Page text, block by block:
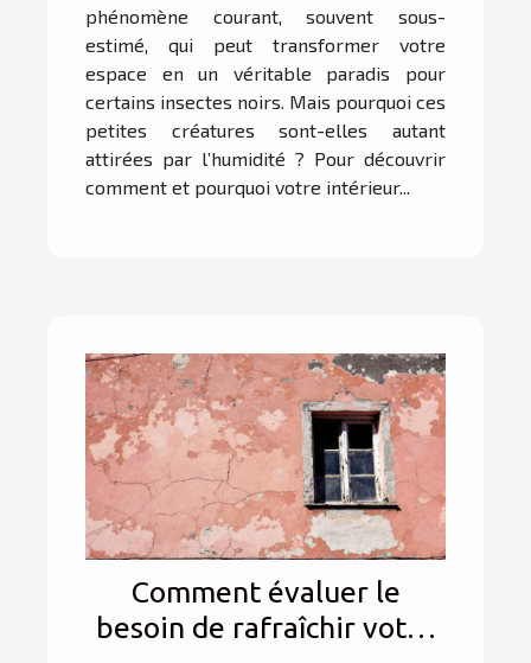
phénomène courant, souvent sous-
estimé, qui peut transformer votre
espace en un véritable paradis pour
certains insectes noirs. Mais pourquoi ces
petites créatures sont-elles autant
attirées par l’humidité ? Pour découvrir
comment et pourquoi votre intérieur...
Comment évaluer le
besoin de rafraîchir votre